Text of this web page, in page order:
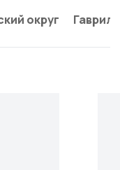
округ